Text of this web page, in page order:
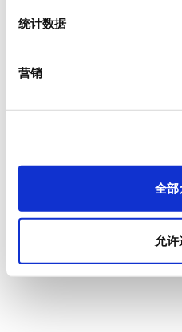
统计数据
营销
全部
允